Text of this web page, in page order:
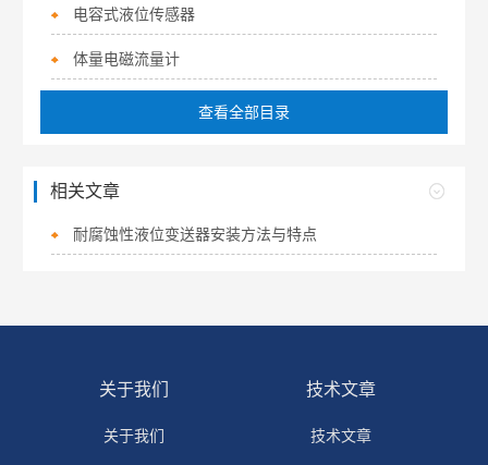
电容式液位传感器
体量电磁流量计
查看全部目录
相关文章
耐腐蚀性液位变送器安装方法与特点
关于我们
关于我们
技术文章
技术文章